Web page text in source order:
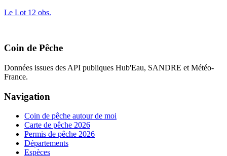
Le Lot 12 obs.
Coin de Pêche
Données issues des API publiques Hub'Eau, SANDRE et Météo-
France.
Navigation
Coin de pêche autour de moi
Carte de pêche 2026
Permis de pêche 2026
Départements
Espèces